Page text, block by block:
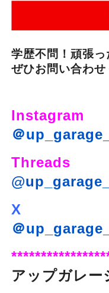
学歴不問！頑張っ
ぜひお問い合わせ
Instagram
＠
Threads
X
＠
アップガレ